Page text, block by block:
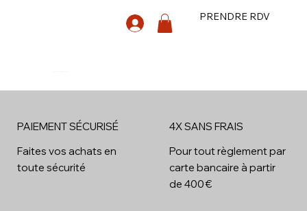
PRENDRE RDV
PAIEMENT SÉCURISÉ
Faites vos achats en
toute sécurité
4x
4X SANS FRAIS
Pour tout règlement par
carte bancaire à partir
de 400 €